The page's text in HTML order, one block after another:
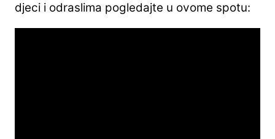
djeci i odraslima pogledajte u ovome spotu: